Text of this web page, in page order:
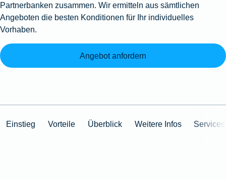
Partnerbanken zusammen. Wir ermitteln aus sämtlichen
Angeboten die besten Konditionen für Ihr individuelles
Vorhaben.
Angebot anfordern
Einstieg Vorteile Überblick Weitere Infos Services